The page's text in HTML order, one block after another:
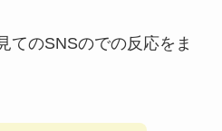
てのSNSのでの反応をま